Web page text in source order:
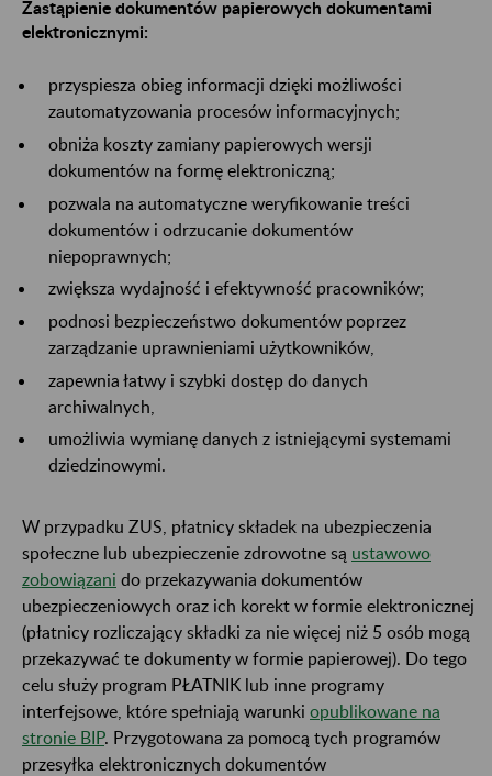
Zastąpienie dokumentów papierowych dokumentami
elektronicznymi:
przyspiesza obieg informacji dzięki możliwości
zautomatyzowania procesów informacyjnych;
obniża koszty zamiany papierowych wersji
dokumentów na formę elektroniczną;
pozwala na automatyczne weryfikowanie treści
dokumentów i odrzucanie dokumentów
niepoprawnych;
zwiększa wydajność i efektywność pracowników;
podnosi bezpieczeństwo dokumentów poprzez
zarządzanie uprawnieniami użytkowników,
zapewnia łatwy i szybki dostęp do danych
archiwalnych,
umożliwia wymianę danych z istniejącymi systemami
dziedzinowymi.
W przypadku ZUS, płatnicy składek na ubezpieczenia
społeczne lub ubezpieczenie zdrowotne są ustawowo
zobowiązani do przekazywania dokumentów
ubezpieczeniowych oraz ich korekt w formie elektronicznej
(płatnicy rozliczający składki za nie więcej niż 5 osób mogą
przekazywać te dokumenty w formie papierowej). Do tego
celu służy program PŁATNIK lub inne programy
interfejsowe, które spełniają warunki opublikowane na
stronie BIP. Przygotowana za pomocą tych programów
przesyłka elektronicznych dokumentów